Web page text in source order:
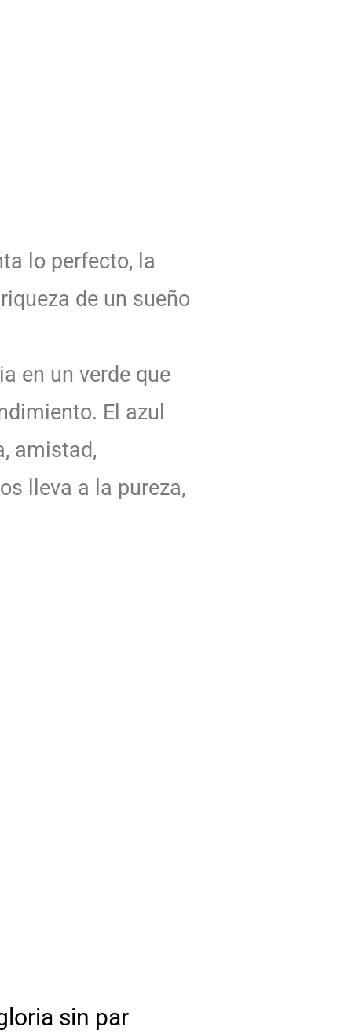
lo perfecto, la
de un sueño
en un verde que
El azul
amistad,
lleva a la pureza,
sin par